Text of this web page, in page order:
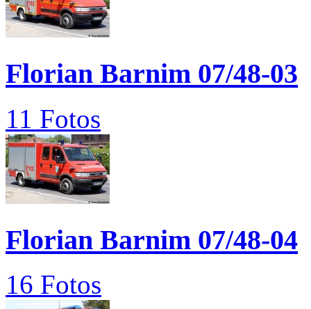
Florian Barnim 07/48-03
11 Fotos
Florian Barnim 07/48-04
16 Fotos